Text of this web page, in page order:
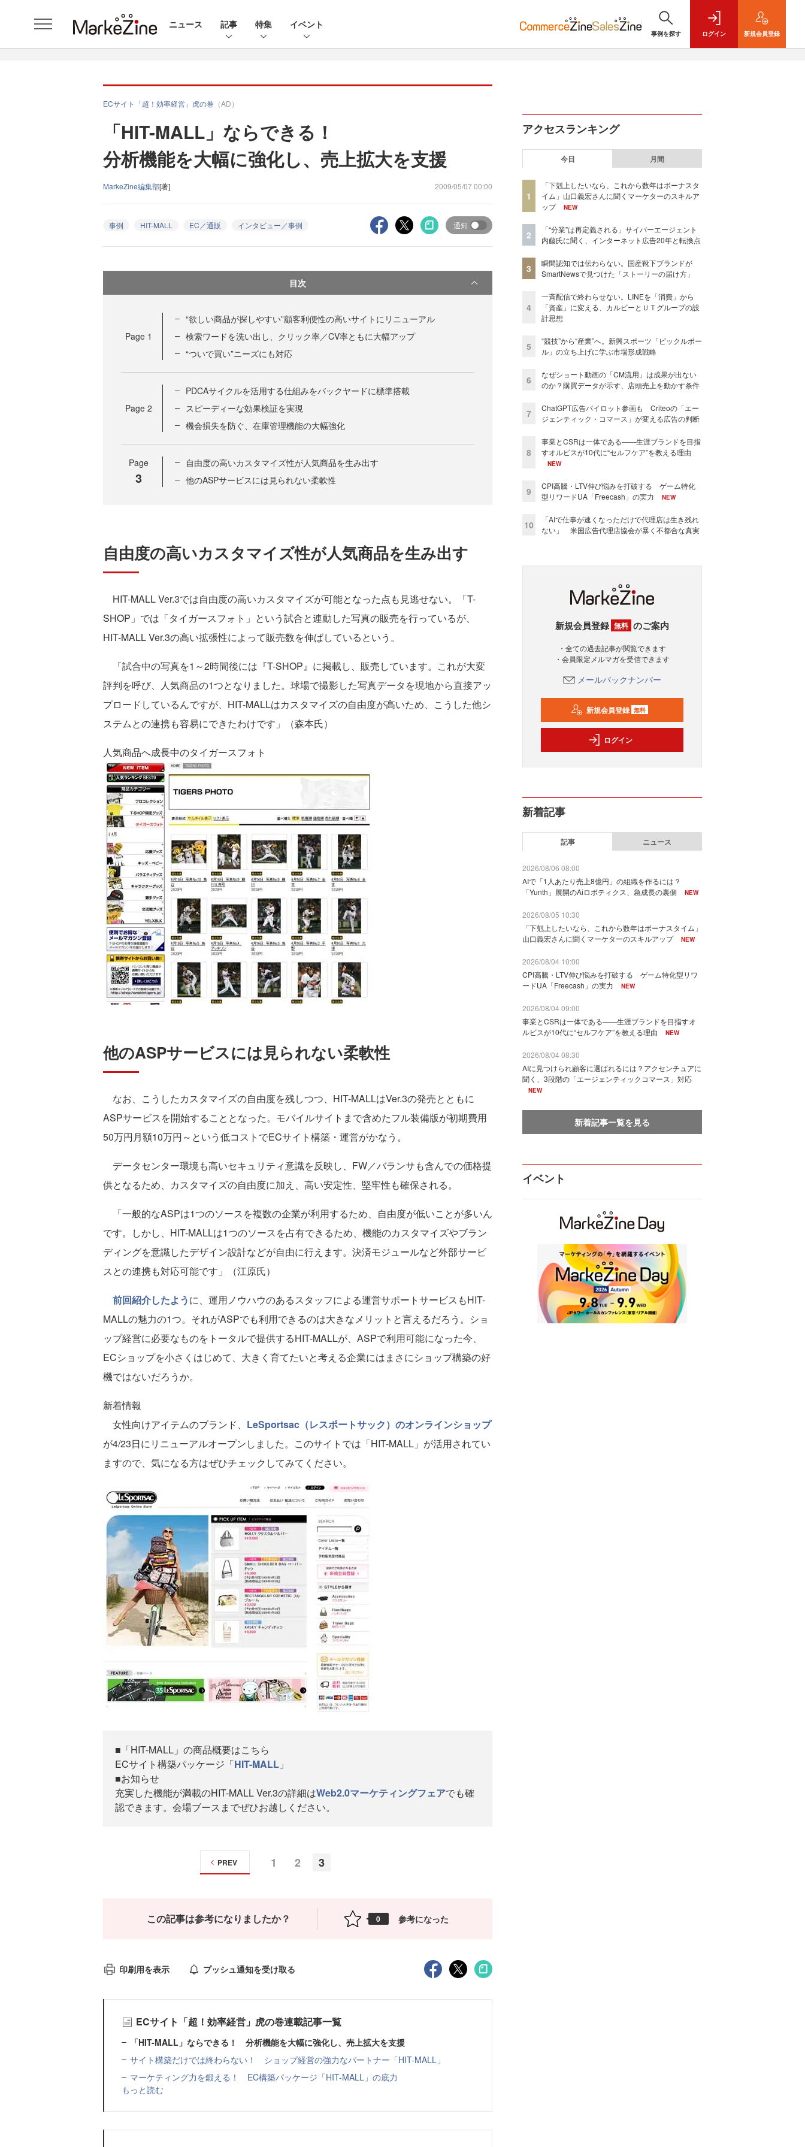
ニュース 記事 特集 イベント
事例を探す ログイン 新規会員登録
ECサイト「超！効率経営」虎の巻 （AD）
「HIT-MALL」ならできる！
分析機能を大幅に強化し、売上拡大を支援
MarkeZine編集部[著] 2009/05/07 00:00
事例 HIT-MALL EC／通販 インタビュー／事例 通知
目次
Page 1
“欲しい商品が探しやすい”顧客利便性の高いサイトにリニューアル
検索ワードを洗い出し、クリック率／CV率ともに大幅アップ
“ついで買い”ニーズにも対応
Page 2
PDCAサイクルを活用する仕組みをバックヤードに標準搭載
スピーディーな効果検証を実現
機会損失を防ぐ、在庫管理機能の大幅強化
Page
3
自由度の高いカスタマイズ性が人気商品を生み出す
他のASPサービスには見られない柔軟性
自由度の高いカスタマイズ性が人気商品を生み出す
HIT-MALL Ver.3では自由度の高いカスタマイズが可能となった点も見逃せない。「T-
SHOP」では「タイガースフォト」という試合と連動した写真の販売を行っているが、
HIT-MALL Ver.3の高い拡張性によって販売数を伸ばしているという。
「試合中の写真を1～2時間後には『T-SHOP』に掲載し、販売しています。これが大変
評判を呼び、人気商品の1つとなりました。球場で撮影した写真データを現地から直接アッ
プロードしているんですが、HIT-MALLはカスタマイズの自由度が高いため、こうした他シ
ステムとの連携も容易にできたわけです」（森本氏）
人気商品へ成長中のタイガースフォト
他のASPサービスには見られない柔軟性
なお、こうしたカスタマイズの自由度を残しつつ、HIT-MALLはVer.3の発売とともに
ASPサービスを開始することとなった。モバイルサイトまで含めたフル装備版が初期費用
50万円月額10万円～という低コストでECサイト構築・運営がかなう。
データセンター環境も高いセキュリティ意識を反映し、FW／バランサも含んでの価格提
供となるため、カスタマイズの自由度に加え、高い安定性、堅牢性も確保される。
「一般的なASPは1つのソースを複数の企業が利用するため、自由度が低いことが多いん
です。しかし、HIT-MALLは1つのソースを占有できるため、機能のカスタマイズやブラン
ディングを意識したデザイン設計などが自由に行えます。決済モジュールなど外部サービ
スとの連携も対応可能です」（江原氏）
前回紹介したように、運用ノウハウのあるスタッフによる運営サポートサービスもHIT-
MALLの魅力の1つ。それがASPでも利用できるのは大きなメリットと言えるだろう。ショ
ップ経営に必要なものをトータルで提供するHIT-MALLが、ASPで利用可能になった今、
ECショップを小さくはじめて、大きく育てたいと考える企業にはまさにショップ構築の好
機ではないだろうか。
新着情報
女性向けアイテムのブランド、 LeSportsac（レスポートサック）のオンラインショップ
が4/23日にリニューアルオープンしました。このサイトでは「HIT-MALL」が活用されてい
ますので、気になる方はぜひチェックしてみてください。
■「HIT-MALL」の商品概要はこちら
ECサイト構築パッケージ「HIT-MALL 」
■お知らせ
充実した機能が満載のHIT-MALL Ver.3の詳細はWeb2.0マーケティングフェアでも確
認できます。会場ブースまでぜひお越しください。
1 2 3
PREV
この記事は参考になりましたか？ 0 参考になった
印刷用を表示 プッシュ通知を受け取る
ECサイト「超！効率経営」虎の巻連載記事一覧
「HIT-MALL」ならできる！ 分析機能を大幅に強化し、売上拡大を支援
サイト構築だけでは終わらない！ ショップ経営の強力なパートナー「HIT-MALL」
マーケティング力を鍛える！ EC構築パッケージ「HIT-MALL」の底力
もっと読む
アクセスランキング
今日 月間
1
「下剋上したいなら、これから数年はボーナスタ
イム」山口義宏さんに聞くマーケターのスキルア
ップ
NEW
2
「“分業”は再定義される」サイバーエージェント
内藤氏に聞く、インターネット広告20年と転換点
3
瞬間認知では伝わらない。国産靴下ブランドが
SmartNewsで見つけた「ストーリーの届け方」
4
一斉配信で終わらせない。LINEを「消費」から
「資産」に変える、カルビーとＵＴグループの設
計思想
5
“競技”から“産業”へ。新興スポーツ「ピックルボー
ル」の立ち上げに学ぶ市場形成戦略
6
なぜショート動画の「CM流用」は成果が出ない
のか？購買データが示す、店頭売上を動かす条件
7
ChatGPT広告パイロット参画も Criteoの「エー
ジェンティック・コマース」が変える広告の判断
8
事業とCSRは一体である――生涯ブランドを目指
すオルビスが10代に“セルフケア”を教える理由
NEW
9
CPI高騰・LTV伸び悩みを打破する ゲーム特化
型リワードUA「Freecash」の実力
NEW
10
「AIで仕事が速くなっただけで代理店は生き残れ
ない」 米国広告代理店協会が暴く不都合な真実
新規会員登録 無料 のご案内
・全ての過去記事が閲覧できます
・会員限定メルマガを受信できます
メールバックナンバー
新規会員登録 無料
ログイン
新着記事
記事 ニュース
2026/08/06 08:00
AIで「1人あたり売上8億円」の組織を作るには？
「Yunth」展開のAiロボティクス、急成長の裏側
NEW
2026/08/05 10:30
「下剋上したいなら、これから数年はボーナスタイム」
山口義宏さんに聞くマーケターのスキルアップ
NEW
2026/08/04 10:00
CPI高騰・LTV伸び悩みを打破する ゲーム特化型リワ
ードUA「Freecash」の実力
NEW
2026/08/04 09:00
事業とCSRは一体である――生涯ブランドを目指すオ
ルビスが10代に“セルフケア”を教える理由
NEW
2026/08/04 08:30
AIに見つけられ顧客に選ばれるには？アクセンチュアに
聞く、3段階の「エージェンティックコマース」対応
NEW
新着記事一覧を見る
イベント